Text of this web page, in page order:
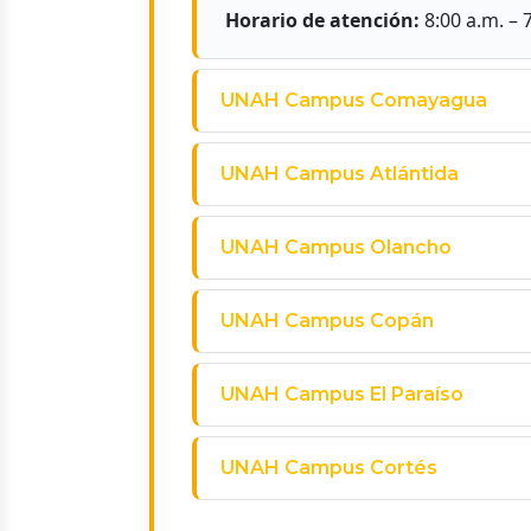
Horario de atención: 8:00 a.m. –
UNAH Campus Comayagua
UNAH Campus Atlántida
UNAH Campus Olancho
UNAH Campus Copán
UNAH Campus El Paraíso
UNAH Campus Cortés